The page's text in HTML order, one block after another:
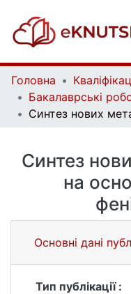
Головна
Синтез
на
Основні дані
Тип публікації :